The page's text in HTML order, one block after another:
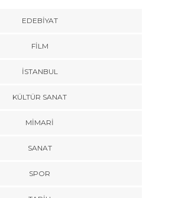
EDEBIYAT
FILM
İSTANBUL
KÜLTÜR SANAT
MIMARI
SANAT
SPOR